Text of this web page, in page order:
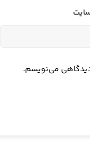
دیدگاهی می‌نویسم.